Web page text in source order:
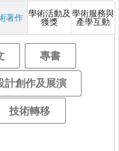
著作 學術活動及
獲獎
學術服務與
產學互動
專書
計創作及展演
技術轉移